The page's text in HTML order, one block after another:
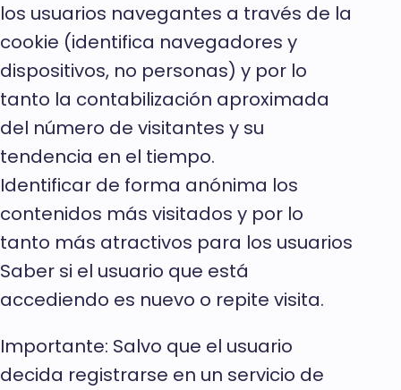
los usuarios navegantes a través de la
cookie (identifica navegadores y
dispositivos, no personas) y por lo
tanto la contabilización aproximada
del número de visitantes y su
tendencia en el tiempo.
Identificar de forma anónima los
contenidos más visitados y por lo
tanto más atractivos para los usuarios
Saber si el usuario que está
accediendo es nuevo o repite visita.
Importante: Salvo que el usuario
decida registrarse en un servicio de